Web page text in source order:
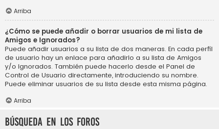
Arriba
¿Cómo se puede añadir o borrar usuarios de mi lista de
Amigos e Ignorados?
Puede añadir usuarios a su lista de dos maneras. En cada perfil
de usuario hay un enlace para añadirlo a su lista de Amigos
y/o Ignorados. También puede hacerlo desde el Panel de
Control de Usuario directamente, introduciendo su nombre.
Puede eliminar usuarios de su lista desde esta misma página.
Arriba
Búsqueda en los foros